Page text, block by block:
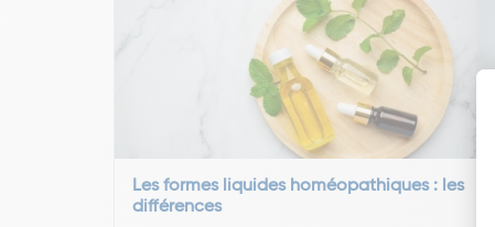
Les formes liquides homéopathiques : les
différences